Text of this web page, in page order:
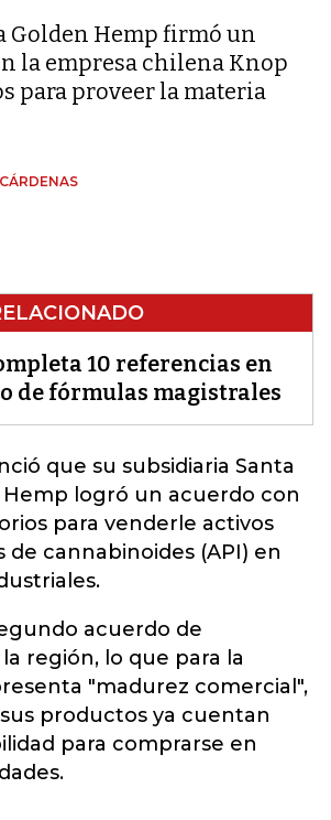
Golden Hemp firmó un
la empresa chilena Knop
para proveer la materia
10 referencias en
de fórmulas magistrales
que su subsidiaria Santa
logró un acuerdo con
para venderle activos
cannabinoides (API) en
acuerdo de
región, lo que para la
"madurez comercial",
productos ya cuentan
para comprarse en